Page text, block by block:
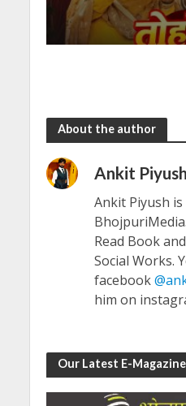
About the author
Ankit Piyush
Ankit Piyush
Read Book
Social Works.
facebook
him on
Our Latest E-Magazine